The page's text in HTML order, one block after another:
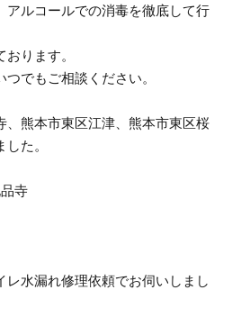
アルコールでの消毒を徹底して行
ります。
でもご相談ください。
、熊本市東区江津、熊本市東区桜
た。
寺
レ水漏れ修理依頼でお伺いしまし